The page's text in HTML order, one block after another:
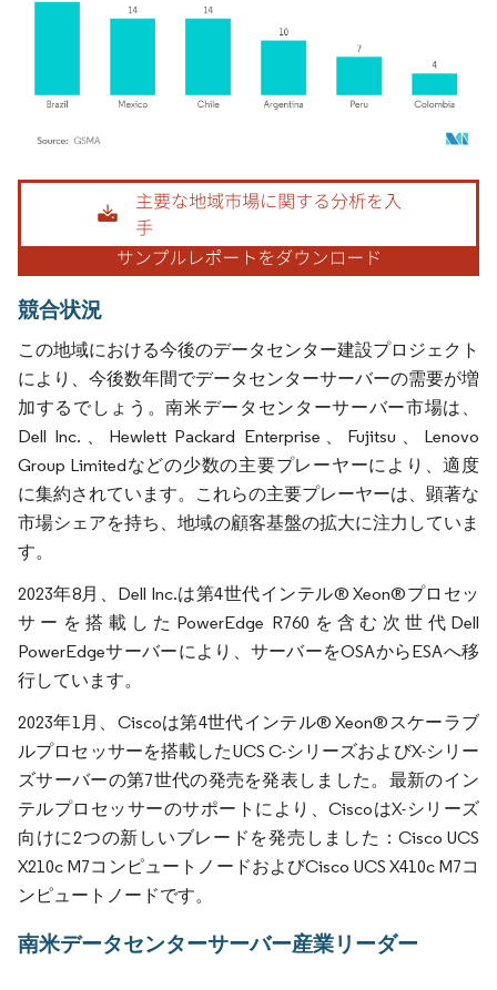
画像 © Mordor Intelligence。再利用にはCC BY 4.0の表示が必要です。
競合状況
この地域における今後のデータセンター建設プロジェクト
により、今後数年間でデータセンターサーバーの需要が増
加するでしょう。南米データセンターサーバー市場は、
Dell Inc.、Hewlett Packard Enterprise、Fujitsu、Lenovo
Group Limitedなどの少数の主要プレーヤーにより、適度
に集約されています。これらの主要プレーヤーは、顕著な
市場シェアを持ち、地域の顧客基盤の拡大に注力していま
す。
2023年8月、Dell Inc.は第4世代インテル® Xeon®プロセッ
サーを搭載したPowerEdge R760を含む次世代Dell
PowerEdgeサーバーにより、サーバーをOSAからESAへ移
行しています。
2023年1月、Ciscoは第4世代インテル® Xeon®スケーラブ
ルプロセッサーを搭載したUCS C-シリーズおよびX-シリー
ズサーバーの第7世代の発売を発表しました。最新のイン
テルプロセッサーのサポートにより、CiscoはX-シリーズ
向けに2つの新しいブレードを発売しました：Cisco UCS
X210c M7コンピュートノードおよびCisco UCS X410c M7コ
ンピュートノードです。
南米データセンターサーバー産業リーダー